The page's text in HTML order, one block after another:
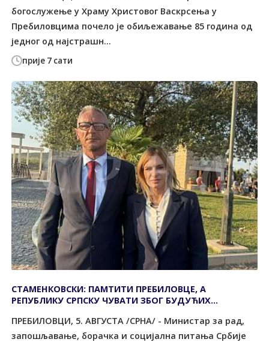
прије 7 сати
богослужење у Храму Христовог Васкрсења у
Пребиловцима почело је обиљежавање 85 година од
једног од најстрашн...
СТАМЕНКОВСКИ: ПАМТИТИ ПРЕБИЛОВЦЕ, А
РЕПУБЛИКУ СРПСКУ ЧУВАТИ ЗБОГ БУДУЋИХ
ПРЕБИЛОВЦИ, 5. АВГУСТА /СРНА/ - Министар за рад,
запошљавање, борачка и социјална питања Србије